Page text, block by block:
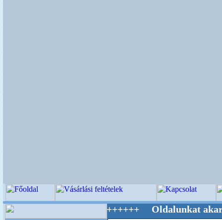
Mestere! +++++++ Oldalunkat akarattal